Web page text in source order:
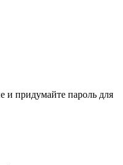
и придумайте пароль для